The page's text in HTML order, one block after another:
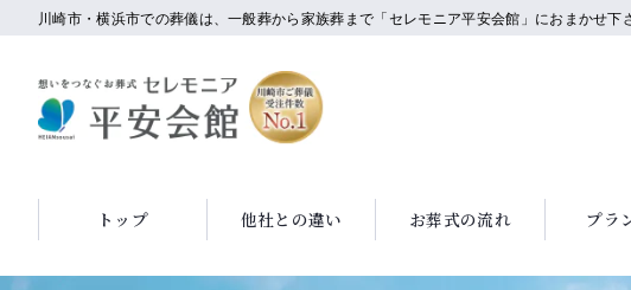
川崎市・横浜市での葬儀は、一般葬から家族葬まで「セレモニア平安会館」におまかせ下
トップ 他社との違い お葬式の流れ プラ